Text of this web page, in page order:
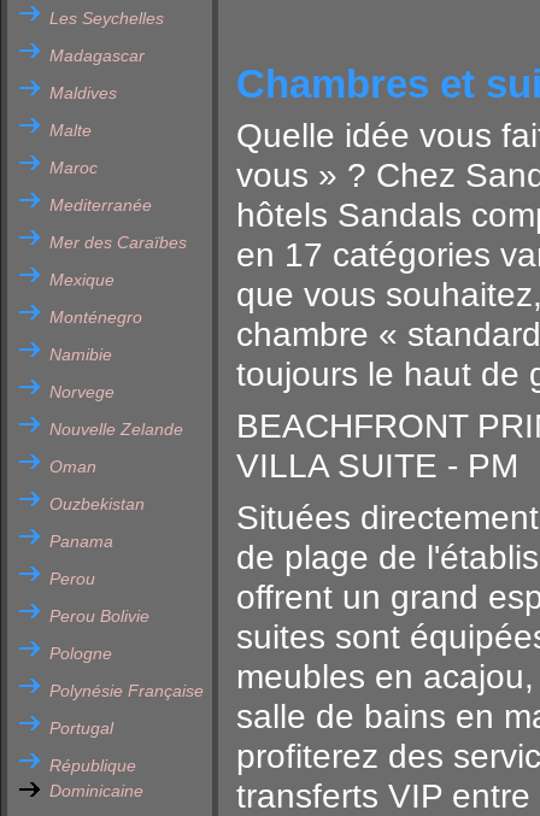
Les Seychelles
Madagascar
Maldives
Malte
Maroc
Mediterranée
Mer des Caraïbes
Mexique
Monténegro
Namibie
Norvege
Nouvelle Zelande
Oman
Ouzbekistan
Panama
Perou
Perou Bolivie
Pologne
Polynésie Française
Portugal
République
Dominicaine
Chambres et
Quelle idée vous
vous » ? Chez
hôtels Sandals
en 17 catégories
que vous
chambre «
toujours le haut de
BEACHFRONT
VILLA SUITE - PM
Situées
de plage de
offrent un grand
suites sont
meubles en
salle de bains en
profiterez des
transferts VIP